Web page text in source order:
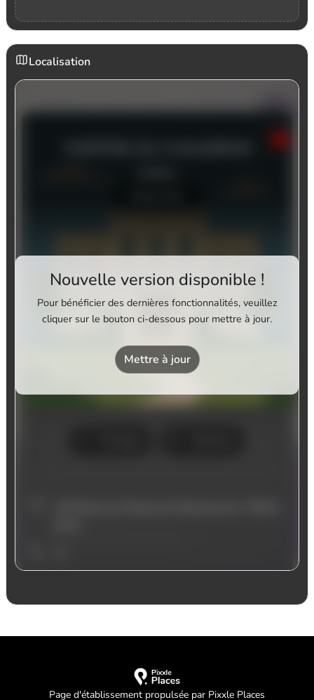
Localisation
Page d'établissement propulsée par Pixxle Places